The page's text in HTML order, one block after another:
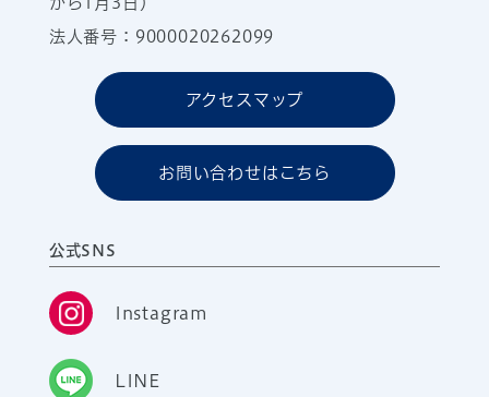
法人番号：9000020262099
アクセスマップ
お問い合わせはこちら
公式SNS
Instagram
LINE